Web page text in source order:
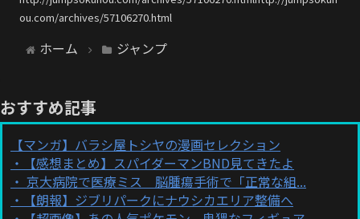
ou.com/archives/57106270.html
ホーム ジャンプ
おすすめ記事
【マンガ】バラシ屋トシヤの漫画セレクション
【感想まとめ】スパイダーマンBND見てきたよ
京大病院で医療ミス 脳腫瘍手術で「正常な組...
【朗報】ジブリパークにナウシカエリア整備へ